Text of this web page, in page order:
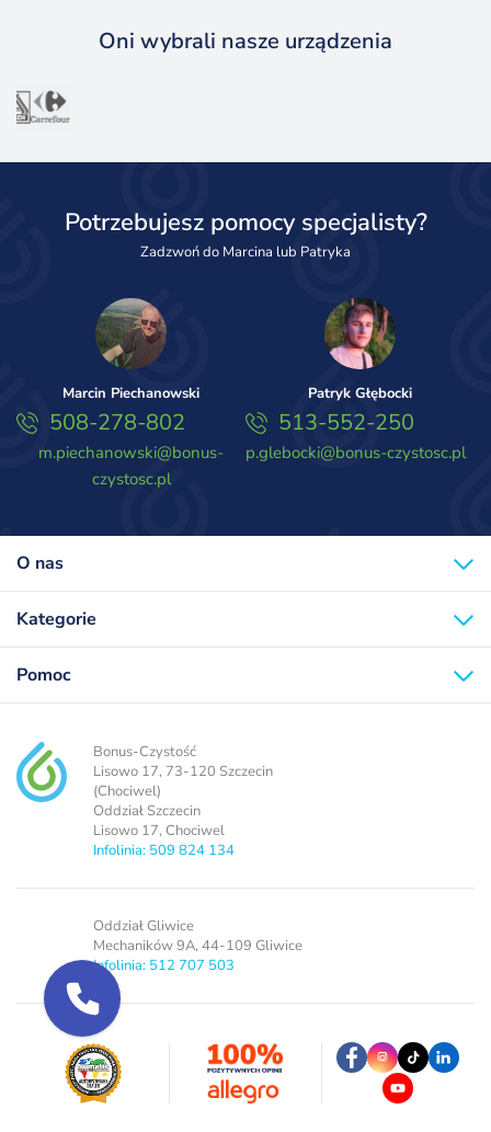
Oni wybrali nasze urządzenia
Potrzebujesz pomocy specjalisty?
Zadzwoń do Marcina lub Patryka
Marcin Piechanowski
508-278-802
m.piechanowski@bonus-
czystosc.pl
Patryk Głębocki
513-552-250
p.glebocki@bonus-czystosc.pl
O nas
Kategorie
Pomoc
Bonus-Czystość
Lisowo 17, 73-120 Szczecin
(Chociwel)
Oddział Szczecin
Lisowo 17, Chociwel
Infolinia: 509 824 134
Oddział Gliwice
Mechaników 9A, 44-109 Gliwice
Infolinia: 512 707 503